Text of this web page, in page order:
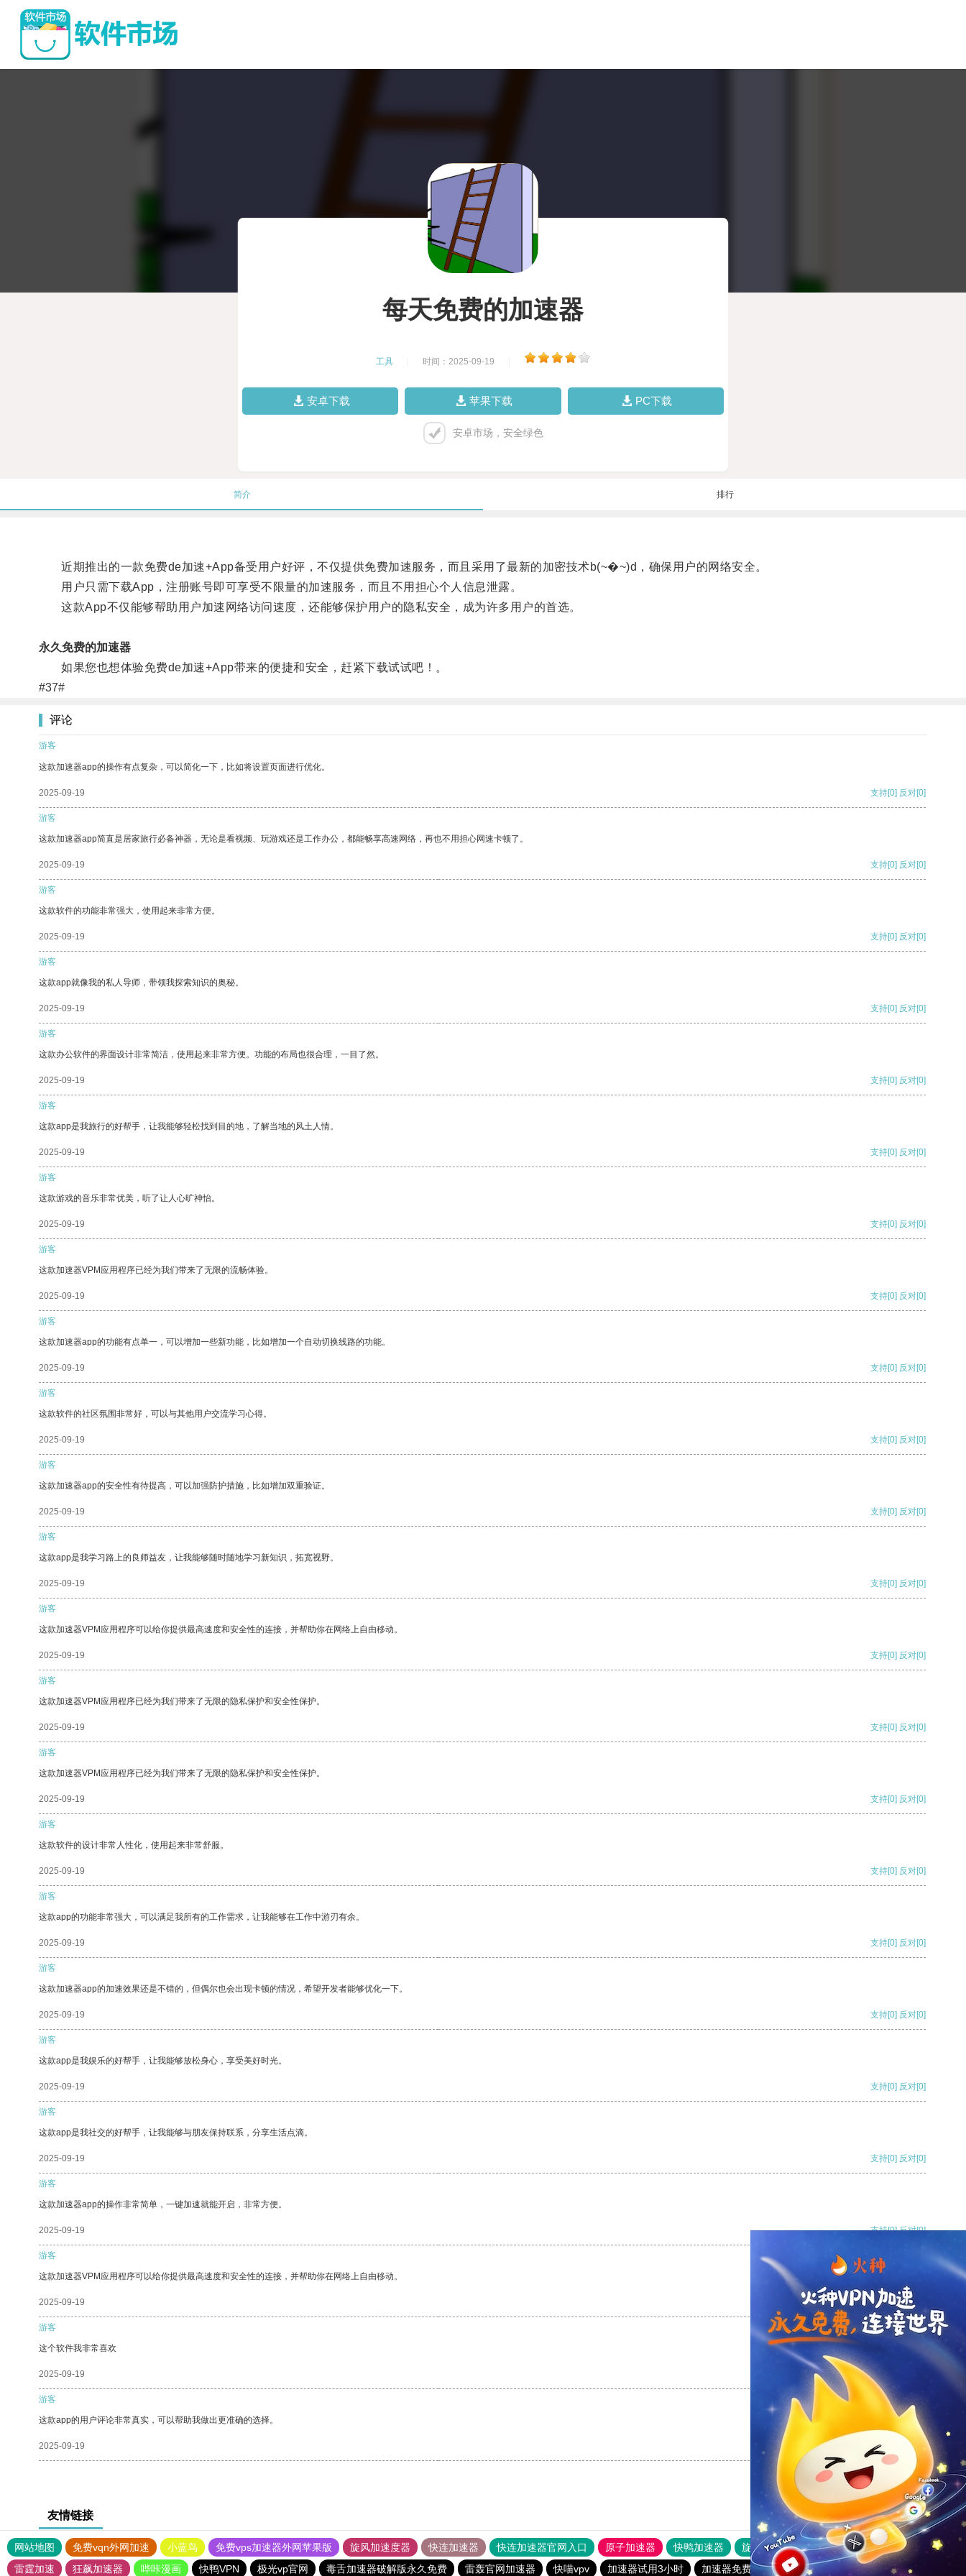
每天免费的加速器
工具 时间：2025-09-19
安卓下载 苹果下载 PC下载
安卓市场，安全绿色
简介 排行
近期推出的一款免费de加速+App备受用户好评，不仅提供免费加速服务，而且采用了最新的加密技术b(~�~)d，确保用户的网络安全。
用户只需下载App，注册账号即可享受不限量的加速服务，而且不用担心个人信息泄露。
这款App不仅能够帮助用户加速网络访问速度，还能够保护用户的隐私安全，成为许多用户的首选。
永久免费的加速器
如果您也想体验免费de加速+App带来的便捷和安全，赶紧下载试试吧！。
#37#
评论
游客
这款加速器app的操作有点复杂，可以简化一下，比如将设置页面进行优化。
2025-09-19 支持[0] 反对[0]
游客
这款加速器app简直是居家旅行必备神器，无论是看视频、玩游戏还是工作办公，都能畅享高速网络，再也不用担心网速卡顿了。
2025-09-19 支持[0] 反对[0]
游客
这款软件的功能非常强大，使用起来非常方便。
2025-09-19 支持[0] 反对[0]
游客
这款app就像我的私人导师，带领我探索知识的奥秘。
2025-09-19 支持[0] 反对[0]
游客
这款办公软件的界面设计非常简洁，使用起来非常方便。功能的布局也很合理，一目了然。
2025-09-19 支持[0] 反对[0]
游客
这款app是我旅行的好帮手，让我能够轻松找到目的地，了解当地的风土人情。
2025-09-19 支持[0] 反对[0]
游客
这款游戏的音乐非常优美，听了让人心旷神怡。
2025-09-19 支持[0] 反对[0]
游客
这款加速器VPM应用程序已经为我们带来了无限的流畅体验。
2025-09-19 支持[0] 反对[0]
游客
这款加速器app的功能有点单一，可以增加一些新功能，比如增加一个自动切换线路的功能。
2025-09-19 支持[0] 反对[0]
游客
这款软件的社区氛围非常好，可以与其他用户交流学习心得。
2025-09-19 支持[0] 反对[0]
游客
这款加速器app的安全性有待提高，可以加强防护措施，比如增加双重验证。
2025-09-19 支持[0] 反对[0]
游客
这款app是我学习路上的良师益友，让我能够随时随地学习新知识，拓宽视野。
2025-09-19 支持[0] 反对[0]
游客
这款加速器VPM应用程序可以给你提供最高速度和安全性的连接，并帮助你在网络上自由移动。
2025-09-19 支持[0] 反对[0]
游客
这款加速器VPM应用程序已经为我们带来了无限的隐私保护和安全性保护。
2025-09-19 支持[0] 反对[0]
游客
这款加速器VPM应用程序已经为我们带来了无限的隐私保护和安全性保护。
2025-09-19 支持[0] 反对[0]
游客
这款软件的设计非常人性化，使用起来非常舒服。
2025-09-19 支持[0] 反对[0]
游客
这款app的功能非常强大，可以满足我所有的工作需求，让我能够在工作中游刃有余。
2025-09-19 支持[0] 反对[0]
游客
这款加速器app的加速效果还是不错的，但偶尔也会出现卡顿的情况，希望开发者能够优化一下。
2025-09-19 支持[0] 反对[0]
游客
这款app是我娱乐的好帮手，让我能够放松身心，享受美好时光。
2025-09-19 支持[0] 反对[0]
游客
这款app是我社交的好帮手，让我能够与朋友保持联系，分享生活点滴。
2025-09-19 支持[0] 反对[0]
游客
这款加速器app的操作非常简单，一键加速就能开启，非常方便。
2025-09-19 支持[0] 反对[0]
游客
这款加速器VPM应用程序可以给你提供最高速度和安全性的连接，并帮助你在网络上自由移动。
2025-09-19 支持[0] 反对
游客
这个软件我非常喜欢
2025-09-19 支持
游客
这款app的用户评论非常真实，可以帮助我做出更准确的选择。
2025-09-19 支持 反对 [0]
友情链接
网站地图 免费vqn外网加速 小蓝鸟 免费vps加速器外网苹果版 旋风加速度器 快连加速器 快连加速器官网入口 原子加速器 快鸭加速器 旋风加速度器 外网网址导航
软件中心
雷霆加速
狂飙加速器 哔咔漫画 快鸭VPN 极光vp官网 毒舌加速器破解版永久免费 雷轰官网加速器 快喵vpv 加速器试用3小时 加速器免费版永久版下载 雷霆加速